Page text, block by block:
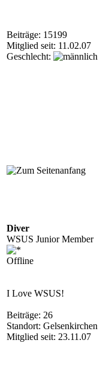
Beiträge: 15199
Mitglied seit: 11.02.07
Geschlecht:
Diver
WSUS Junior Member
Offline
I Love WSUS!
Beiträge: 26
Standort: Gelsenkirchen
Mitglied seit: 23.11.07